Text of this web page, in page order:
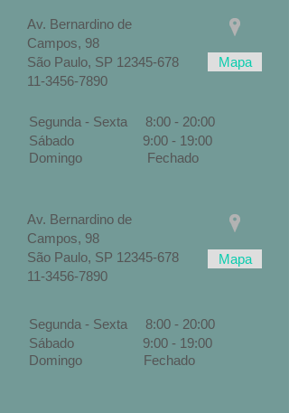
Av. Bernardino de
Campos, 98
São Paulo, SP 12345-678
11-3456-7890
Mapa
Segunda - Sexta 8:00 - 20:00
Sábado 9:00 - 19:00
Domingo Fechado
Av. Bernardino de
Campos, 98
São Paulo, SP 12345-678
11-3456-7890
Mapa
Segunda - Sexta 8:00 - 20:00
Sábado 9:00 - 19:00
Domingo Fechado